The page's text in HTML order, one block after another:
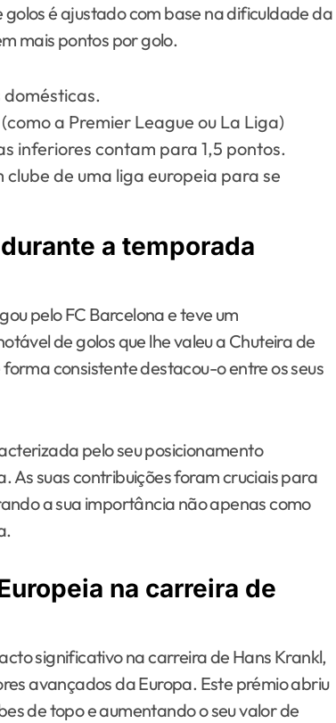
é ajustado com base na dificuldade da
mais pontos por golo.
a Premier League ou La Liga)
inferiores contam para 1,5 pontos.
de uma liga europeia para se
a temporada
pelo FC Barcelona e teve um
de golos que lhe valeu a Chuteira de
consistente destacou-o entre os seus
pelo seu posicionamento
As suas contribuições foram cruciais para
a sua importância não apenas como
na carreira de
significativo na carreira de Hans Krankl,
avançados da Europa. Este prémio abriu
de topo e aumentando o seu valor de